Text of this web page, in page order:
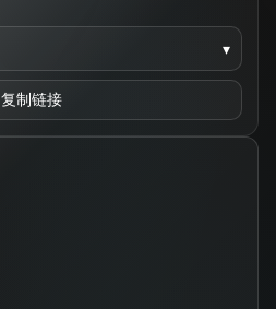
▾
复制链接